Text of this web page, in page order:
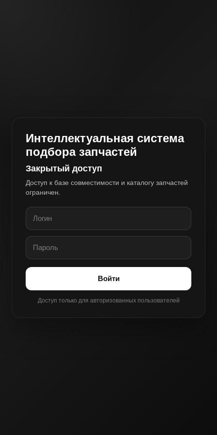
Интеллектуальная система
подбора запчастей
Закрытый доступ
Доступ к базе совместимости и каталогу запчастей
ограничен.
Войти
Доступ только для авторизованных пользователей